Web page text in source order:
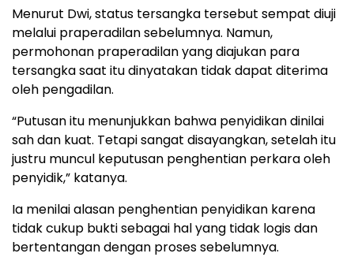
Menurut Dwi, status tersangka tersebut sempat diuji
melalui praperadilan sebelumnya. Namun,
permohonan praperadilan yang diajukan para
tersangka saat itu dinyatakan tidak dapat diterima
oleh pengadilan.
“Putusan itu menunjukkan bahwa penyidikan dinilai
sah dan kuat. Tetapi sangat disayangkan, setelah itu
justru muncul keputusan penghentian perkara oleh
penyidik,” katanya.
Ia menilai alasan penghentian penyidikan karena
tidak cukup bukti sebagai hal yang tidak logis dan
bertentangan dengan proses sebelumnya.